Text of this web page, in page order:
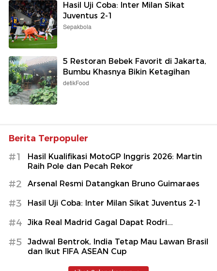
Hasil Uji Coba: Inter Milan Sikat
Juventus 2-1
Sepakbola
5 Restoran Bebek Favorit di Jakarta,
Bumbu Khasnya Bikin Ketagihan
detikFood
Berita Terpopuler
#1
Hasil Kualifikasi MotoGP Inggris 2026: Martin
Raih Pole dan Pecah Rekor
#2 Arsenal Resmi Datangkan Bruno Guimaraes
#3 Hasil Uji Coba: Inter Milan Sikat Juventus 2-1
#4 Jika Real Madrid Gagal Dapat Rodri...
#5
Jadwal Bentrok, India Tetap Mau Lawan Brasil
dan Ikut FIFA ASEAN Cup